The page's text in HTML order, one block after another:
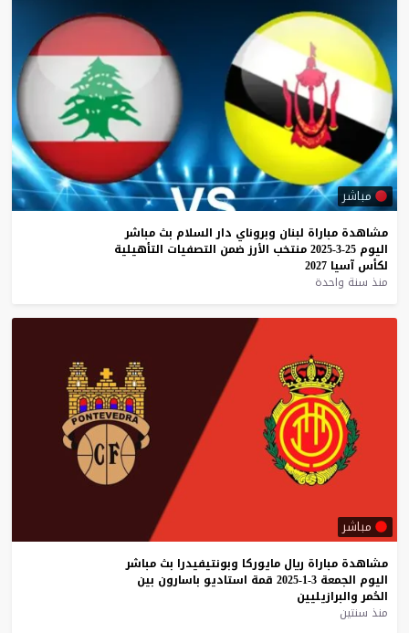
مباشر
مشاهدة مباراة لبنان وبروناي دار السلام بث مباشر
اليوم 25-3-2025 منتخب الأرز ضمن التصفيات التأهيلية
لكأس آسيا 2027
منذ سنة واحدة
مباشر
مشاهدة مباراة ريال مايوركا وبونتيفيدرا بث مباشر
اليوم الجمعة 3-1-2025 قمة استاديو باسارون بين
الحُمر والبرازيليين
منذ سنتين